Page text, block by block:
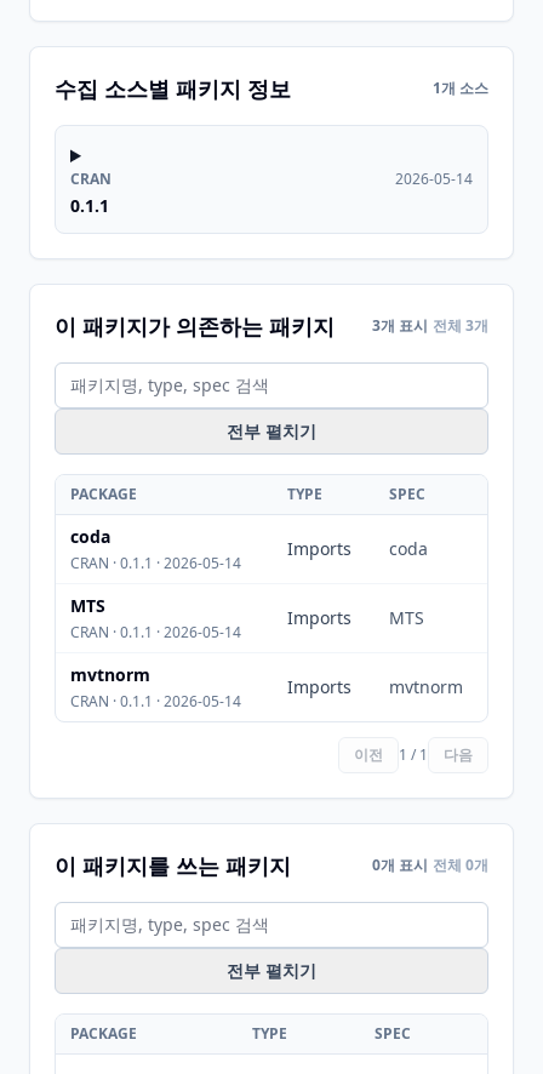
수집 소스별 패키지 정보 1개 소스
CRAN
0.1.1
2026-05-14
이 패키지가 의존하는 패키지 3개 표시 전체 3개
전부 펼치기
PACKAGE TYPE SPEC
coda
CRAN · 0.1.1 · 2026-05-14
Imports coda
MTS
CRAN · 0.1.1 · 2026-05-14
Imports MTS
mvtnorm
CRAN · 0.1.1 · 2026-05-14
Imports mvtnorm
이전 1 / 1 다음
이 패키지를 쓰는 패키지 0개 표시 전체 0개
전부 펼치기
PACKAGE TYPE SPEC